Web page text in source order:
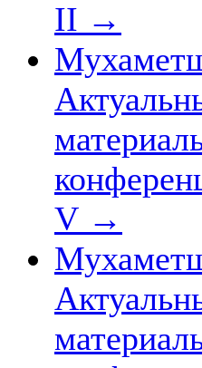
II →
V →